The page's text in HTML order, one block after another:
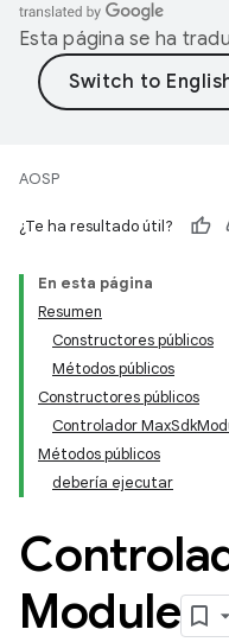
Esta página se ha
AOSP
¿Te ha resultado útil?
En esta página
Resumen
Constructores públicos
Métodos públicos
Constructores públicos
Controlador
Métodos públicos
debería ejecutar
Module